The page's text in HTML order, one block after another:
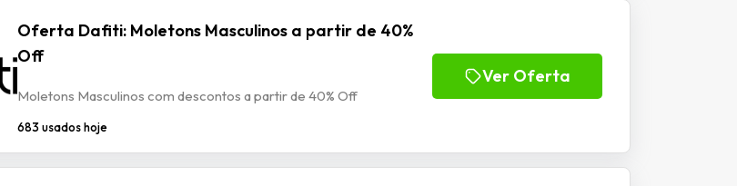
Oferta Dafiti: Moletons Masculinos a partir de 40%
Off
Moletons Masculinos com descontos a partir de 40% Off
683 usados hoje
Ver Oferta